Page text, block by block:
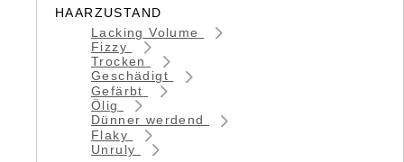
HAARZUSTAND
Lacking Volume
Fizzy
Trocken
Geschädigt
Gefärbt
Ölig
Dünner werdend
Flaky
Unruly